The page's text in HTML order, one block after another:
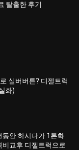
탈출한 후기
실버버튼? 디젤트럭
화)
안 하시다가 1톤화
교후 디젤트럭으로